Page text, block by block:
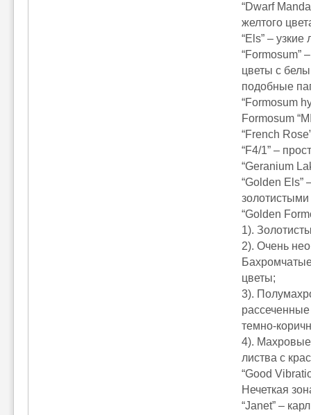
“Dwarf
желтого
“Els” –
“Formosum”
цветы с
подобные
“Formosum
Formosum
“French
“F4/1” –
“Geranium
“Golden Els”
“Golden
1).
2). Очень
цветы;
3).
темно-
4).
листва с
“Good
Нечеткая
“Janet” –